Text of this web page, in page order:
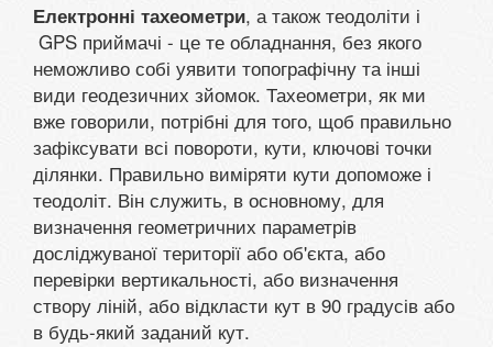
Електронні тахеометри, а також теодоліти і
GPS приймачі - це те обладнання, без якого
неможливо собі уявити топографічну та інші
види геодезичних зйомок. Тахеометри, як ми
вже говорили, потрібні для того, щоб правильно
зафіксувати всі повороти, кути, ключові точки
ділянки. Правильно виміряти кути допоможе і
теодоліт. Він служить, в основному, для
визначення геометричних параметрів
досліджуваної території або об'єкта, або
перевірки вертикальності, або визначення
створу ліній, або відкласти кут в 90 градусів або
в будь-який заданий кут.